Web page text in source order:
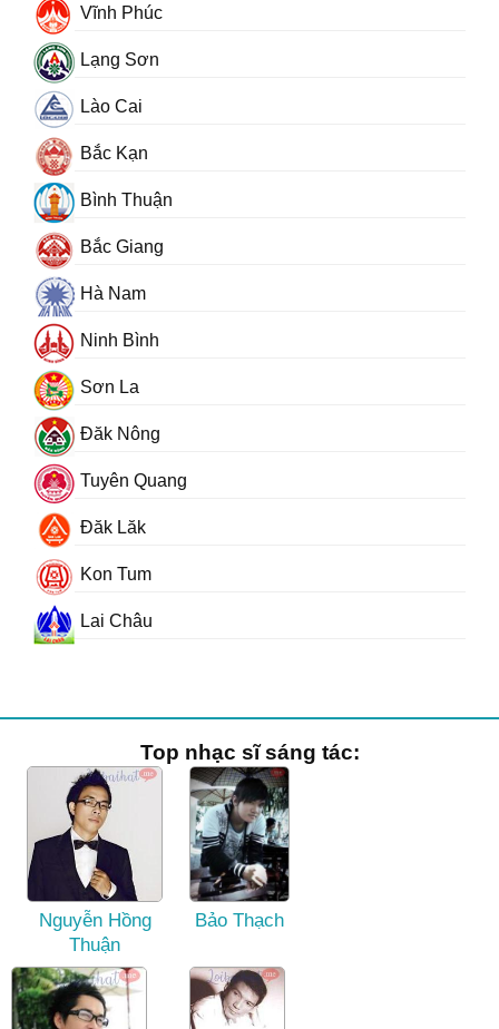
Vĩnh Phúc
Lạng Sơn
Lào Cai
Bắc Kạn
Bình Thuận
Bắc Giang
Hà Nam
Ninh Bình
Sơn La
Đăk Nông
Tuyên Quang
Đăk Lăk
Kon Tum
Lai Châu
Top nhạc sĩ sáng tác:
Nguyễn Hồng
Thuận
Bảo Thạch